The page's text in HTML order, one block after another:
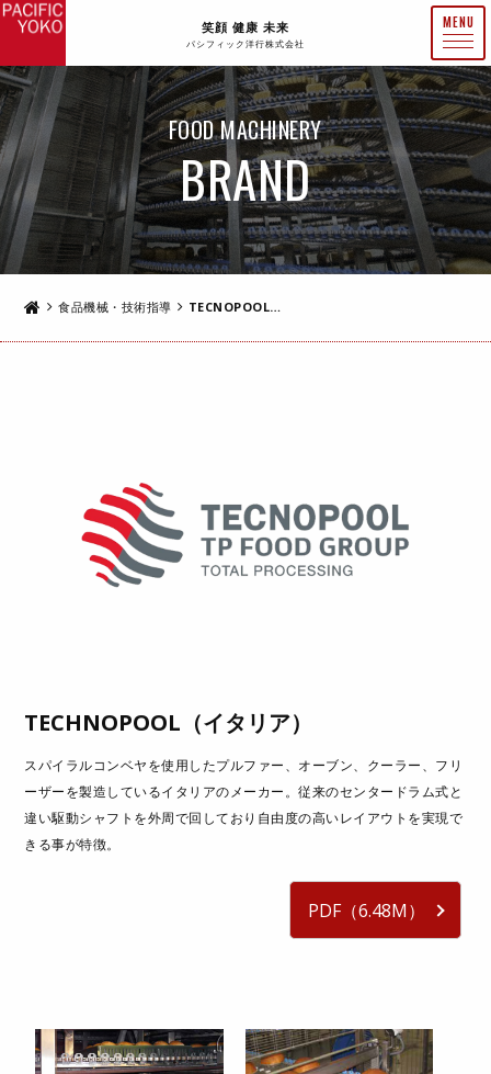
笑顔 健康 未来
パシフィック洋行株式会社
FOOD MACHINERY
BRAND
食品機械・技術指導 TECNOPOOL（イタリア）
TECHNOPOOL（イタリア）
スパイラルコンベヤを使用したプルファー、オーブン、クーラー、フリ
ーザーを製造しているイタリアのメーカー。従来のセンタードラム式と
違い駆動シャフトを外周で回しており自由度の高いレイアウトを実現で
きる事が特徴。
PDF（6.48M）